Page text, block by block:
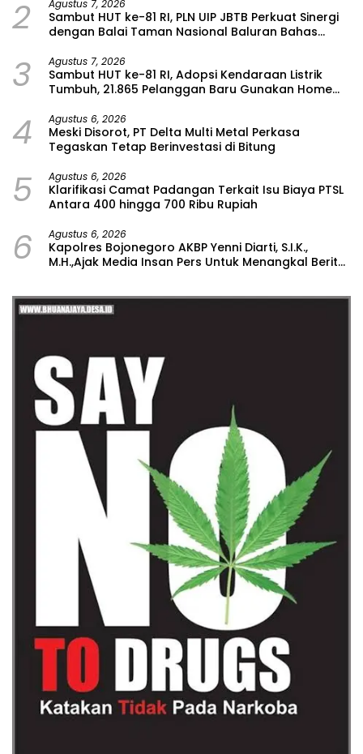
2 Agustus 7, 2026
Sambut HUT ke-81 RI, PLN UIP JBTB Perkuat Sinergi
dengan Balai Taman Nasional Baluran Bahas
Watudodol/Kalipuro
3 Agustus 7, 2026
Sambut HUT ke-81 RI, Adopsi Kendaraan Listrik
Tumbuh, 21.865 Pelanggan Baru Gunakan Home
4 Agustus 6, 2026
Meski Disorot, PT Delta Multi Metal Perkasa
Tegaskan Tetap Berinvestasi di Bitung
5 Agustus 6, 2026
Klarifikasi Camat Padangan Terkait Isu Biaya PTSL
Antara 400 hingga 700 Ribu Rupiah
6 Agustus 6, 2026
Kapolres Bojonegoro AKBP Yenni Diarti, S.I.K.,
M.H.,Ajak Media Insan Pers Untuk Menangkal Berita